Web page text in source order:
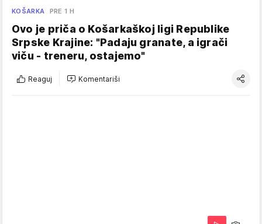
KOŠARKA PRE 1 H
Ovo je priča o Košarkaškoj ligi Republike
Srpske Krajine: "Padaju granate, a igrači
viču - treneru, ostajemo"
Reaguj Komentariši